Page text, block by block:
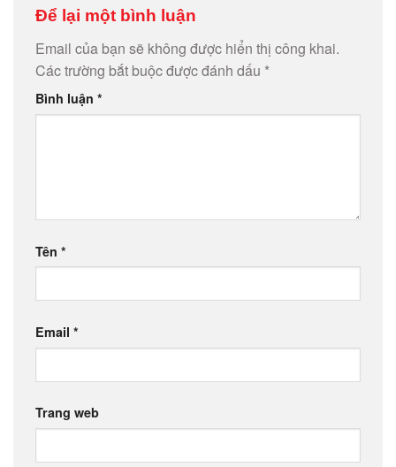
Để lại một bình luận
Email của bạn sẽ không được hiển thị công khai.
Các trường bắt buộc được đánh dấu *
Bình luận *
Tên *
Email *
Trang web